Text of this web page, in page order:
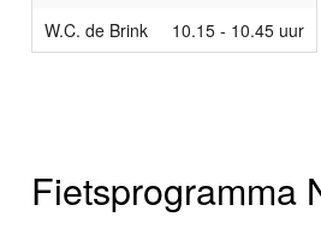
W.C. de Brink
10.15 - 10.45 uur
Fietsprogramma